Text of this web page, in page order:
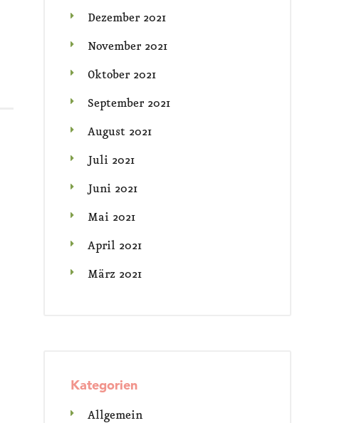
Dezember 2021
November 2021
Oktober 2021
September 2021
August 2021
Juli 2021
Juni 2021
Mai 2021
April 2021
März 2021
Kategorien
Allgemein